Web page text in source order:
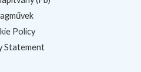
Policy
Statement